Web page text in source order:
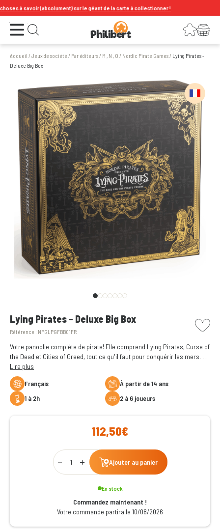
à savoir (absolument) sur le géant de la carte à collectionner !
Ouvrir le menu Ouvrir la recherche Connexion
Votre panier
Accueil /Jeux de société / Par éditeurs/ M , N , O / Nordic Pirate Games/ Lying Pirates -
Deluxe Big Box
Lying Pirates - Deluxe Big Box
Référence : NPGLPGFBB01FR
picto
Votre panoplie complète de pirate! Elle comprend Lying Pirates, Curse of
the Dead et Cities of Greed, tout ce qu'il faut pour conquérir les mers. Un
coffre rempli de ruse et de chaos. Des aventures sans fin!
Lire plus
Français
à partir de 14 ans
1 à 2h
2 à 6 joueurs
112,50€
Qty
Ajouter au panier
En stock
Commandez maintenant !
Votre commande partira le 10/08/2026